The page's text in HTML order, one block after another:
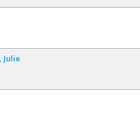
Julie